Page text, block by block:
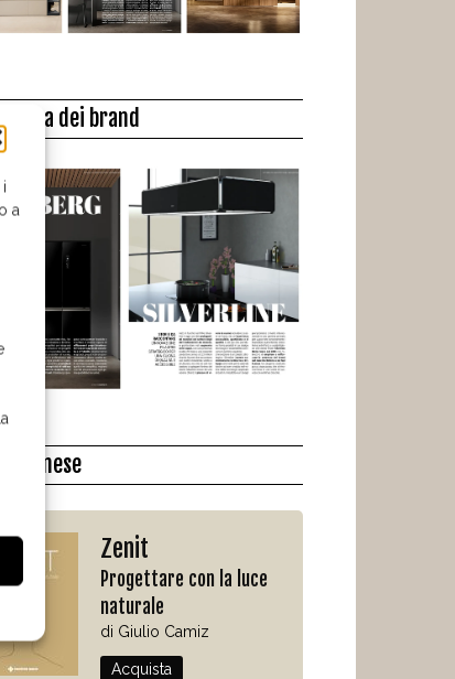
a
dei brand
del mese
Zenit
Progettare con la luce
naturale
di Giulio Camiz
Acquista